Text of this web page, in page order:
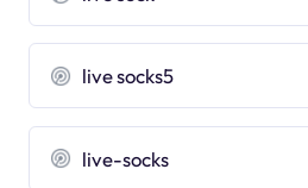
live socks5
live-socks